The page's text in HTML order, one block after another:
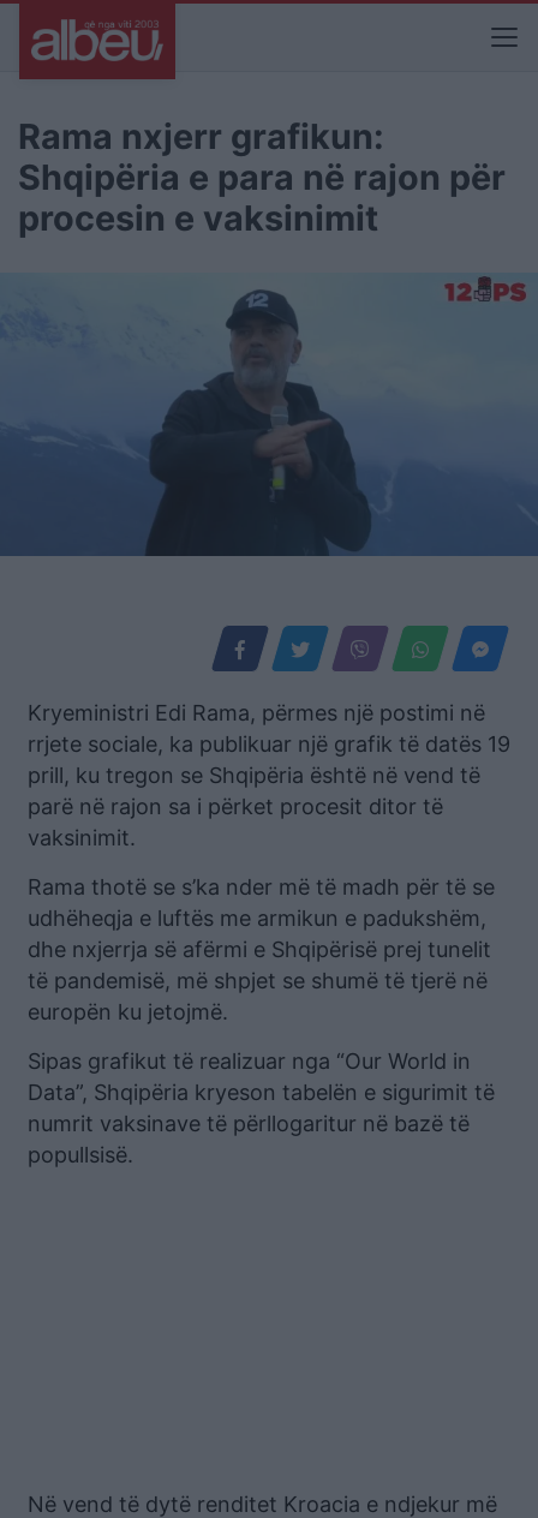
Rama nxjerr grafikun:
Shqipëria e para në rajon për
procesin e vaksinimit
Kryeministri Edi Rama, përmes një postimi në
rrjete sociale, ka publikuar një grafik të datës 19
prill, ku tregon se Shqipëria është në vend të
parë në rajon sa i përket procesit ditor të
vaksinimit.
Rama thotë se s’ka nder më të madh për të se
udhëheqja e luftës me armikun e padukshëm,
dhe nxjerrja së afërmi e Shqipërisë prej tunelit
të pandemisë, më shpjet se shumë të tjerë në
europën ku jetojmë.
Sipas grafikut të realizuar nga “Our World in
Data”, Shqipëria kryeson tabelën e sigurimit të
numrit vaksinave të përllogaritur në bazë të
popullsisë.
Në vend të dytë renditet Kroacia e ndjekur më